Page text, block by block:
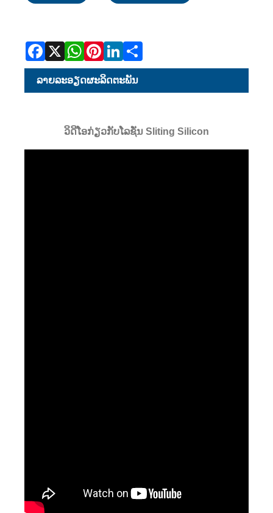
ລາຍ​ລະ​ອຽດ​ຜະ​ລິດ​ຕະ​ພັນ
ວິດີໂອກ່ຽວກັບໂລຊັ່ນ Sliting Silicon